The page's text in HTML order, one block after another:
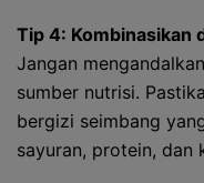
Tip 4: Kombinasikan
Jangan
sumber nutrisi.
bergizi seimbang
sayuran, protein, dan